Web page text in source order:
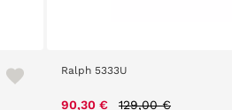
Ralph 5333U
90,30 € Price reduced from
129,00 €